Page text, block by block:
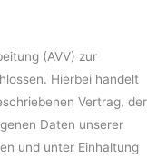
(AVV) zur
Hierbei handelt
Vertrag, der
Daten unserer
und unter Einhaltung